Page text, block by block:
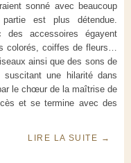
sonné avec beaucoup
est plus détendue.
des accessoires égayent
colorés, coiffes de fleurs…
ainsi que des sons de
suscitant une hilarité dans
le chœur de la maîtrise de
et se termine avec des
LIRE LA SUITE →